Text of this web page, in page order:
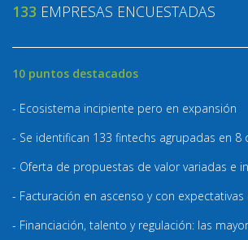
133 EMPRESAS ENCUESTADAS
10 puntos destacados
- Ecosistema incipiente pero en expansión
- Se identifican 133 fintechs agrupadas en 8
- Oferta de propuestas de valor variadas e
- Facturación en ascenso y con
- Financiación, talento y regulación: las